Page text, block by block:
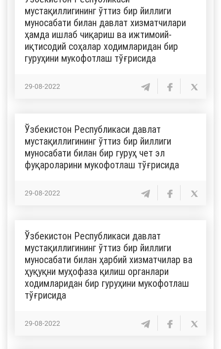
мустақиллигининг ўттиз бир йиллиги
муносабати билан давлат хизматчилари
ҳамда ишлаб чиқариш ва ижтимоий-
иқтисодий соҳалар ходимларидан бир
гуруҳини мукофотлаш тўғрисида
29-08-2022
Ўзбекистон Республикаси давлат
мустақиллигининг ўттиз бир йиллиги
муносабати билан бир гуруҳ чет эл
фуқароларини мукофотлаш тўғрисида
29-08-2022
Ўзбекистон Республикаси давлат
мустақиллигининг ўттиз бир йиллиги
муносабати билан ҳарбий хизматчилар ва
ҳуқуқни муҳофаза қилиш органлари
ходимларидан бир гуруҳини мукофотлаш
тўғрисида
29-08-2022